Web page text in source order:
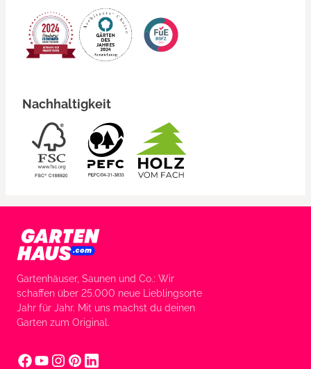
Nachhaltigkeit
Gartenhäuser, Saunen und Co.: Wir
schaffen über 25.000 neue Lieblingsorte
Jahr für Jahr. Mit uns machst du deinen
Garten zum Original.